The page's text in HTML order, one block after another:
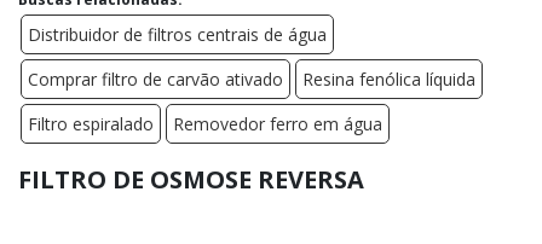
Distribuidor de filtros centrais de água
Comprar filtro de carvão ativado
Resina fenólica líquida
Filtro espiralado
Removedor ferro em água
FILTRO DE OSMOSE REVERSA